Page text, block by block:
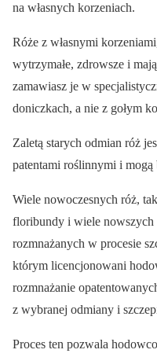
na własnych korzeniach.
Róże z własnymi
wytrzymałe, zdrowsze i
zamawiasz je w
doniczkach, a nie z gołym
Zaletą starych odmian róż
patentami roślinnymi i mogą
Wiele nowoczesnych róż,
floribundy i wiele
rozmnażanych w procesie
którym licencjonowani
rozmnażanie
z wybranej odmiany i
Proces ten pozwala